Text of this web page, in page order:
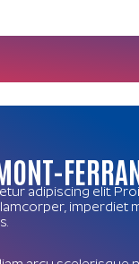
adipiscing elit.
imperdiet